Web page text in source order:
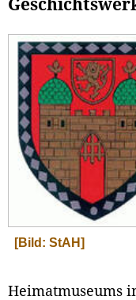
[Bild: StAH]
Heimatmuseums